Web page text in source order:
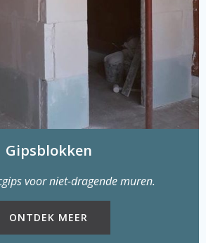
Gipsblokken
voor niet-dragende muren.
ONTDEK MEER